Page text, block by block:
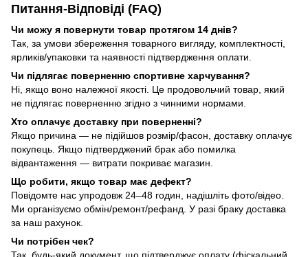
Питання-Відповіді (FAQ)
Чи можу я повернути товар протягом 14 днів?
Так, за умови збереження товарного вигляду, комплектності,
ярликів/упаковки та наявності підтвердження оплати.
Чи підлягає поверненню спортивне харчування?
Ні, якщо воно належної якості. Це продовольчий товар, який
не підлягає поверненню згідно з чинними нормами.
Хто оплачує доставку при поверненні?
Якщо причина — не підійшов розмір/фасон, доставку оплачує
покупець. Якщо підтверджений брак або помилка
відвантаження — витрати покриває магазин.
Що робити, якщо товар має дефект?
Повідомте нас упродовж 24–48 годин, надішліть фото/відео.
Ми організуємо обмін/ремонт/рефанд. У разі браку доставка
за наш рахунок.
Чи потрібен чек?
Так, будь-який документ, що підтверджує оплату (фіскальний